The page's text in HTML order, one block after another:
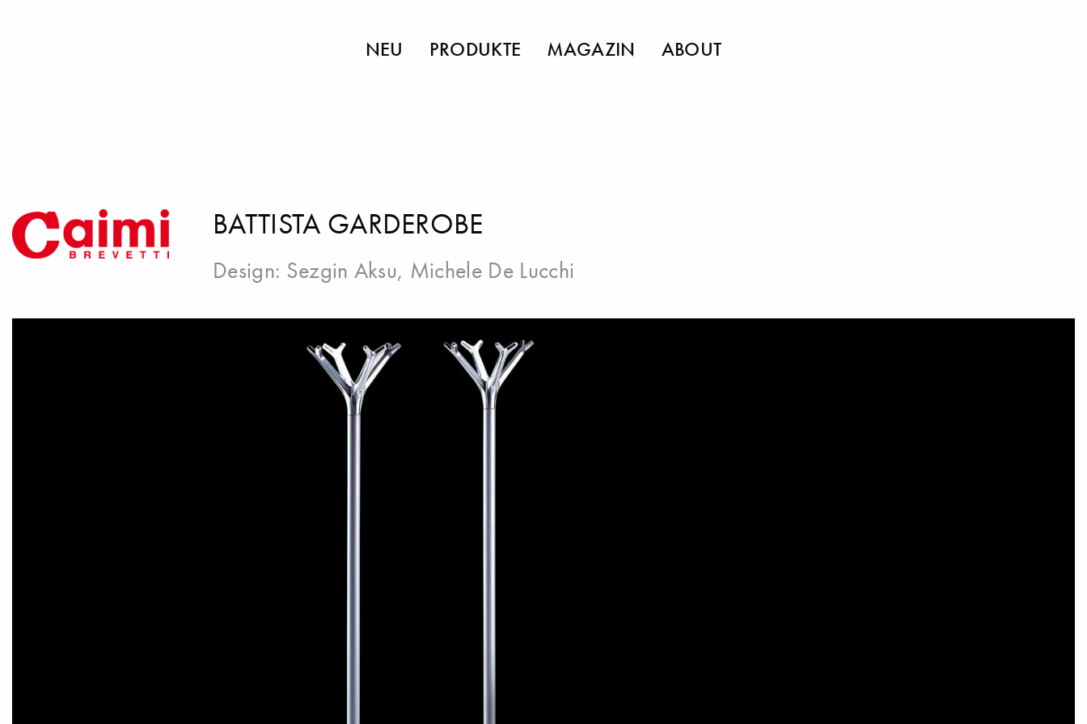
NEU PRODUKTE MAGAZIN ABOUT
BATTISTA GARDEROBE
Design: Sezgin Aksu, Michele De Lucchi